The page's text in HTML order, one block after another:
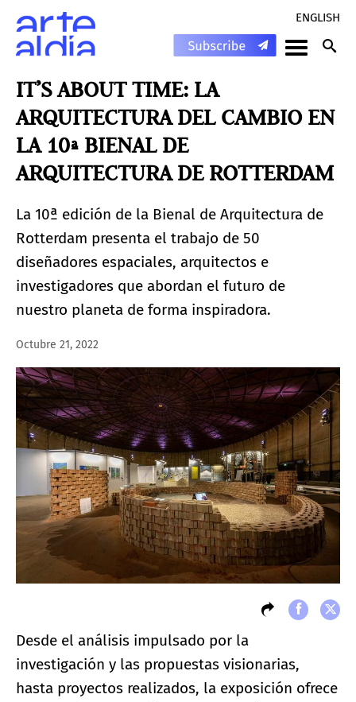
ENGLISH
IT’S ABOUT TIME: LA
ARQUITECTURA DEL CAMBIO EN
LA 10ª BIENAL DE
ARQUITECTURA DE ROTTERDAM
La 10ª edición de la Bienal de Arquitectura de
Rotterdam presenta el trabajo de 50
diseñadores espaciales, arquitectos e
investigadores que abordan el futuro de
nuestro planeta de forma inspiradora.
Octubre 21, 2022
Desde el análisis impulsado por la
investigación y las propuestas visionarias,
hasta proyectos realizados, la exposición ofrece